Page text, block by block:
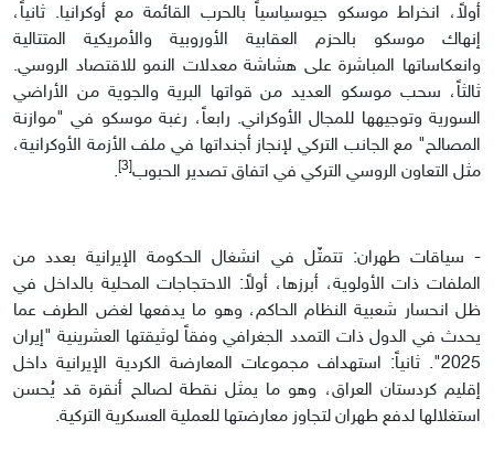
أولاً، انخراط موسكو جيوسياسياً بالحرب القائمة مع أوكرانيا. ثانياً،
إنهاك موسكو بالحزم العقابية الأوروبية والأمريكية المتتالية
وانعكاساتها المباشرة على هشاشة معدلات النمو للاقتصاد الروسي.
ثالثاً، سحب موسكو العديد من قواتها البرية والجوية من الأراضي
السورية وتوجيهها للمجال الأوكراني. رابعاً، رغبة موسكو في "موازنة
المصالح" مع الجانب التركي لإنجاز أجنداتها في ملف الأزمة الأوكرانية،
مثل التعاون الروسي التركي في اتفاق تصدير الحبوب
.
- سياقات طهران: تتمثّل في انشغال الحكومة الإيرانية بعدد من
الملفات ذات الأولوية، أبرزها، أولاً: الاحتجاجات المحلية بالداخل في
ظل انحسار شعبية النظام الحاكم، وهو ما يدفعها لغض الطرف عما
يحدث في الدول ذات التمدد الجغرافي وفقاً لوثيقتها العشرينية "إيران
2025". ثانياً: استهداف مجموعات المعارضة الكردية الإيرانية داخل
إقليم كردستان العراق، وهو ما يمثل نقطة لصالح أنقرة قد يُحسن
استغلالها لدفع طهران لتجاوز معارضتها للعملية العسكرية التركية.